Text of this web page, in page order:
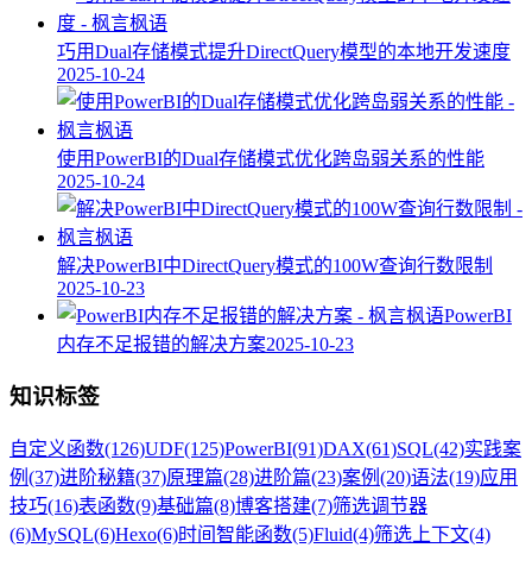
巧用Dual存储模式提升DirectQuery模型的本地开发速度
2025-10-24
使用PowerBI的Dual存储模式优化跨岛弱关系的性能
2025-10-24
解决PowerBI中DirectQuery模式的100W查询行数限制
2025-10-23
PowerBI
内存不足报错的解决方案2025-10-23
知识标签
自定义函数(126)UDF(125)PowerBI(91)DAX(61)SQL(42)实践案
例 (37)进阶秘籍(37)原理篇(28)进阶篇(23)案例 (20)语法(19)应用
技巧(16)表函数(9)基础篇(8)博客搭建(7)筛选调节器
(6)MySQL(6)Hexo(6)时间智能函数(5)Fluid(4)筛选上下文(4)